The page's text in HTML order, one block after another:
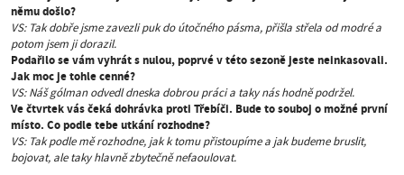
němudošlo?
VS: Tak dobře jsme zavezli puk do útočného pásma, přišla střela od modré a
potom jsem ji dorazil.
Podařilo se vám vyhrát s nulou, poprvé v této sezoně jeste neinkasovali.
Jak moc je tohle cenné?
VS: Náš gólman odvedl dneska dobrou práci a taky nás hodně podržel.
Ve čtvrtek vás čeká dohrávka proti Třebíči. Bude to souboj o možné první
místo. Co podle tebe utkání rozhodne?
VS: Tak podle mě rozhodne, jak k tomu přistoupíme a jak budeme bruslit,
bojovat, ale taky hlavně zbytečně nefaoulovat.